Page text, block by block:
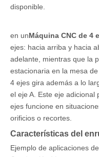
disponible.
en unMáquina CNC de 4
ejes: hacia arriba y hacia
adelante, mientras que la
estacionaria en la mesa
4 ejes gira además a lo
el eje A. Este eje adicional
ejes funcione en
orificios o recortes.
Características del
Ejemplo de aplicaciones